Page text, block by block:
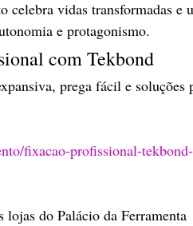
vidas transformadas e
e protagonismo.
com Tekbond
prega fácil e soluções
fixacao-profissional-
do Palácio da Ferramenta